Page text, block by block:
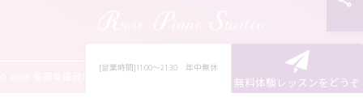
[営業時間]11:00～21:30 年中無休
無料体験レッスンをどうぞ
© 2026 福岡県福岡市南区のピアノ教室ならRose Piano Studio ALL RIGHTS RESERVED.